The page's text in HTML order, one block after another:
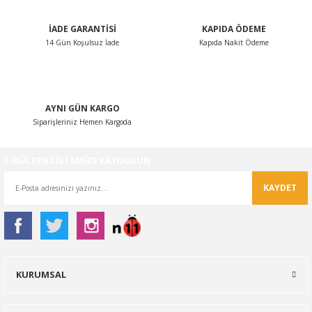
İADE GARANTİSİ
14 Gün Koşulsuz İade
KAPIDA ÖDEME
Kapıda Nakit Ödeme
AYNI GÜN KARGO
Siparişleriniz Hemen Kargoda
KAYDET
KURUMSAL